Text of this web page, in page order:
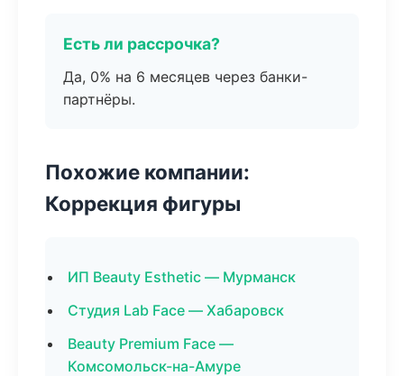
Есть ли рассрочка?
Да, 0% на 6 месяцев через банки-
партнёры.
Похожие компании:
Коррекция фигуры
ИП Beauty Esthetic — Мурманск
Студия Lab Face — Хабаровск
Beauty Premium Face —
Комсомольск-на-Амуре